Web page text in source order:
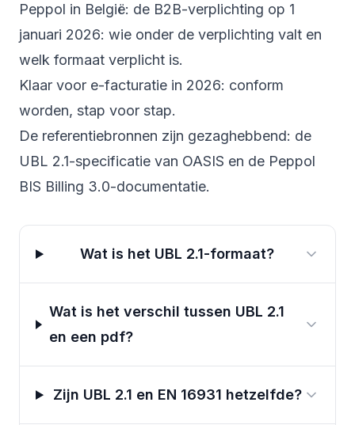
Peppol in België: de B2B-verplichting op 1
januari 2026: wie onder de verplichting valt en
welk formaat verplicht is.
Klaar voor e-facturatie in 2026: conform
worden, stap voor stap.
De referentiebronnen zijn gezaghebbend: de
UBL 2.1-specificatie van OASIS en de Peppol
BIS Billing 3.0-documentatie.
Wat is het UBL 2.1-formaat?
Wat is het verschil tussen UBL 2.1
en een pdf?
Zijn UBL 2.1 en EN 16931 hetzelfde?